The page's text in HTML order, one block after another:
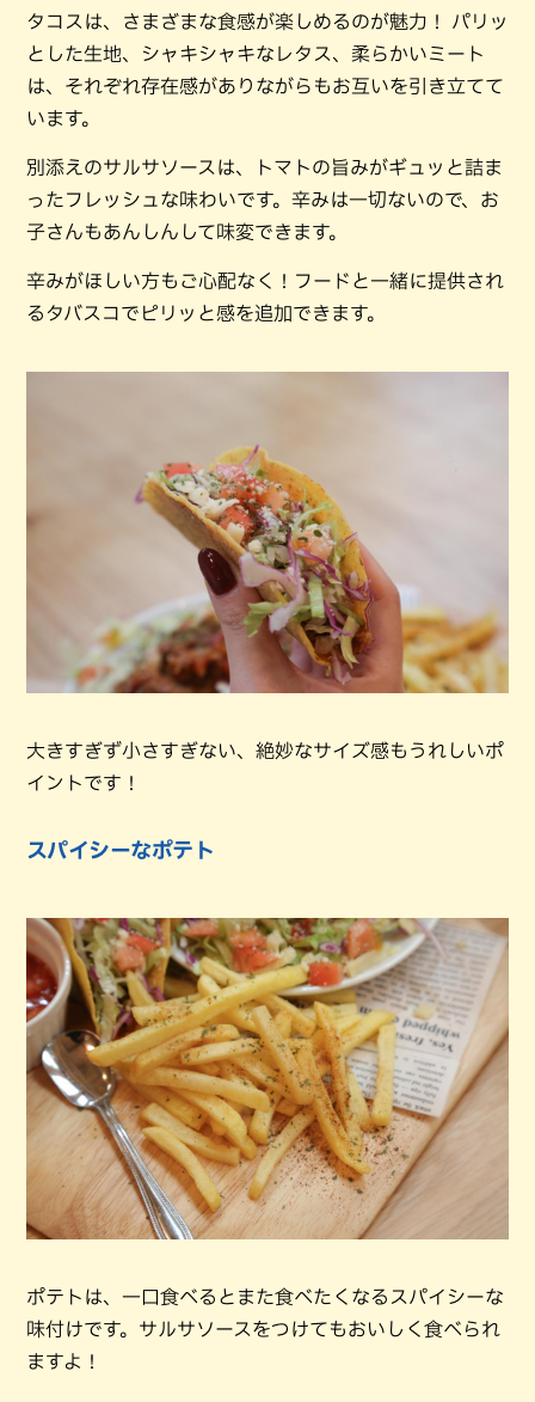
タコスは、さまざまな食感が楽しめるのが魅力！ パリッ
とした生地、シャキシャキなレタス、柔らかいミート
は、それぞれ存在感がありながらもお互いを引き立てて
います。
別添えのサルサソースは、トマトの旨みがギュッと詰ま
ったフレッシュな味わいです。辛みは一切ないので、お
子さんもあんしんして味変できます。
辛みがほしい方もご心配なく！フードと一緒に提供され
るタバスコでピリッと感を追加できます。
大きすぎず小さすぎない、絶妙なサイズ感もうれしいポ
イントです！
スパイシーなポテト
ポテトは、一口食べるとまた食べたくなるスパイシーな
味付けです。サルサソースをつけてもおいしく食べられ
ますよ！